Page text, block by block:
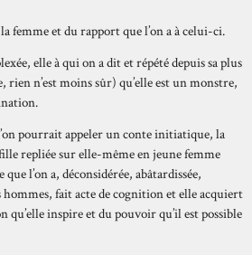
femme et du rapport que l’on a à celui-ci.
elle à qui on a dit et répété depuis sa plus
n’est moins sûr) qu’elle est un monstre,
pourrait appeler un conte initiatique, la
repliée sur elle-même en jeune femme
l’on a, déconsidérée, abâtardissée,
hommes, fait acte de cognition et elle acquiert
qu’elle inspire et du pouvoir qu’il est possible